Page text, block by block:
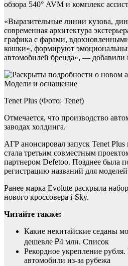
обзора 540° AVM и комплекс
«Выразительные линии кузова,
современная архитектура
графика с фарами,
кошки», формируют
автомобилей бренда», — добавили
Tenet Plus (Фото: Tenet)
Отмечается, что производство
заводах холдинга.
АГР анонсировал запуск Tenet
стала третьим совместным
партнером Defetoo. Позднее была
регистрацию названий для моделей
Ранее марка Evolute раскрыла
нового кроссовера i-Sky.
Читайте также:
Какие некитайские седаны
дешевле ₽4 млн. Список
Рекордное укрепление
автомобили из-за рубежа